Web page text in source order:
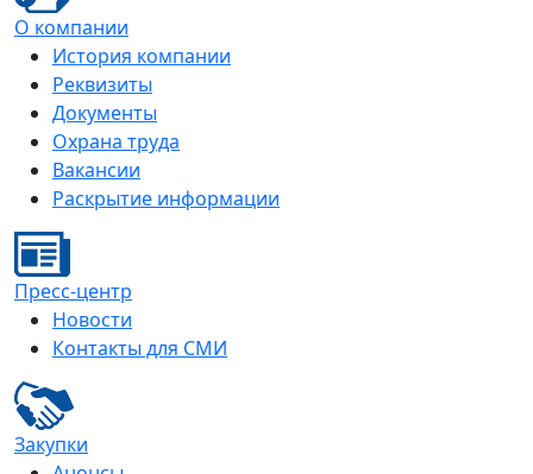
О компании
История компании
Реквизиты
Документы
Охрана труда
Вакансии
Раскрытие информации
Пресс-центр
Новости
Контакты для СМИ
Закупки